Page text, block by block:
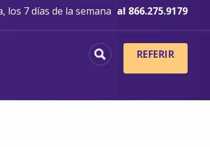
los 7 días de la semana al 866.275.9179
REFERIR